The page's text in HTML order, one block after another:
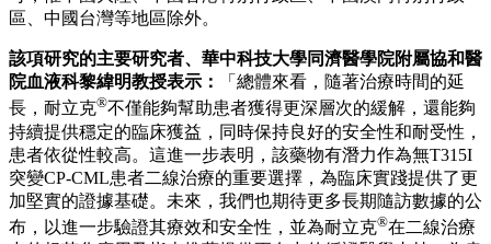
代和二代TKI耐藥和/或不耐受的CML-CP成年患者，且所有獲
展耐立克®三項全球注冊III期臨床研究，涉及CML-CP、新診
斷的費城染色體陽性急性淋巴細胞白血病（Ph+ ALL）、琥珀
酸脫氫酶（SDH）缺陷型胃腸道間質瘤（GIST）幾大適應
症，且其中兩項獲美國食品藥品監督管理局（FDA）和歐洲
藥品管理局（EMA）同意開展。此外，亞盛醫藥已經與跨國
制藥企業武田就耐立克®簽署了一項獨家選擇權事宜。一旦行
使選擇權，武田將獲得開發及商業化耐立克 ®的全球權利許
可，惟中國大陸、中國香港特別行政區、中國澳門特別行政